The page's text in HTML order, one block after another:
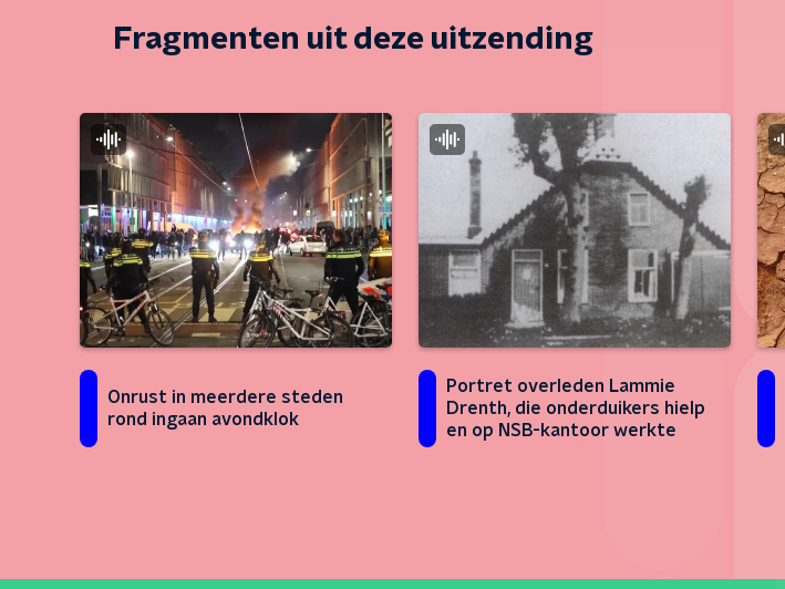
Fragmenten uit deze uitzending
Onrust in meerdere steden
rond ingaan avondklok
Portret overleden Lammie
Drenth, die onderduikers hielp
en op NSB-kantoor werkte